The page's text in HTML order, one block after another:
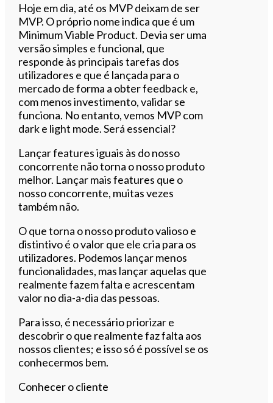
Hoje em dia, até os MVP deixam de ser
MVP. O próprio nome indica que é um
Minimum Viable Product. Devia ser uma
versão simples e funcional, que
responde às principais tarefas dos
utilizadores e que é lançada para o
mercado de forma a obter feedback e,
com menos investimento, validar se
funciona. No entanto, vemos MVP com
dark e light mode. Será essencial?
Lançar features iguais às do nosso
concorrente não torna o nosso produto
melhor. Lançar mais features que o
nosso concorrente, muitas vezes
também não.
O que torna o nosso produto valioso e
distintivo é o valor que ele cria para os
utilizadores. Podemos lançar menos
funcionalidades, mas lançar aquelas que
realmente fazem falta e acrescentam
valor no dia-a-dia das pessoas.
Para isso, é necessário priorizar e
descobrir o que realmente faz falta aos
nossos clientes; e isso só é possível se os
conhecermos bem.
Conhecer o cliente